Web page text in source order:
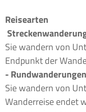
Reisearten
Sie wandern von
Endpunkt der
- Rundwanderungen
Sie wandern von
Wanderreise endet